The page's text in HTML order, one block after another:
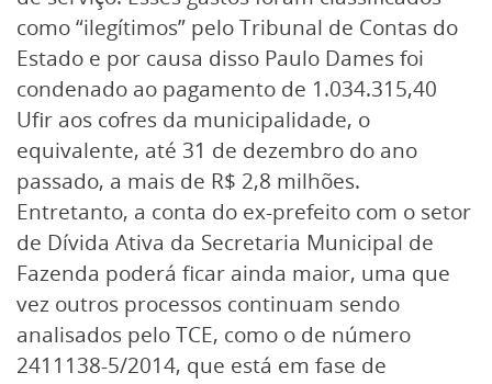
como “ilegítimos” pelo Tribunal de Contas do
Estado e por causa disso Paulo Dames foi
condenado ao pagamento de 1.034.315,40
Ufir aos cofres da municipalidade, o
equivalente, até 31 de dezembro do ano
passado, a mais de R$ 2,8 milhões.
Entretanto, a conta do ex-prefeito com o setor
de Dívida Ativa da Secretaria Municipal de
Fazenda poderá ficar ainda maior, uma que
vez outros processos continuam sendo
analisados pelo TCE, como o de número
2411138-5/2014, que está em fase de